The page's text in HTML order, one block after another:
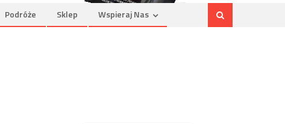
Podróże Sklep Wspieraj Nas